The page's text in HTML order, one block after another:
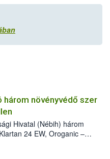
három növényvédő szer
Hivatal (Nébih) három
24 EW, Oroganic –
a szüretet követően,
stádiumáig